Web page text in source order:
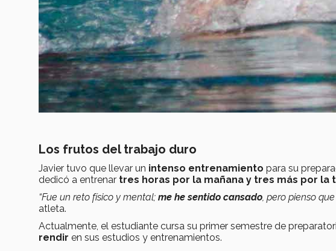
Los frutos del trabajo duro
Javier tuvo que llevar un intenso entrenamiento para su
dedicó a entrenar tres horas por la mañana y tres más por la
“Fue un reto físico y mental; me he sentido cansado, pero pienso que
atleta.
Actualmente, el estudiante cursa su primer semestre de
rendir en sus estudios y entrenamientos.